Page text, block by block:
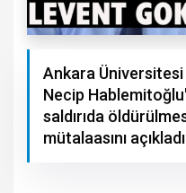
Ankara
Necip
saldırıda
mütalaasını